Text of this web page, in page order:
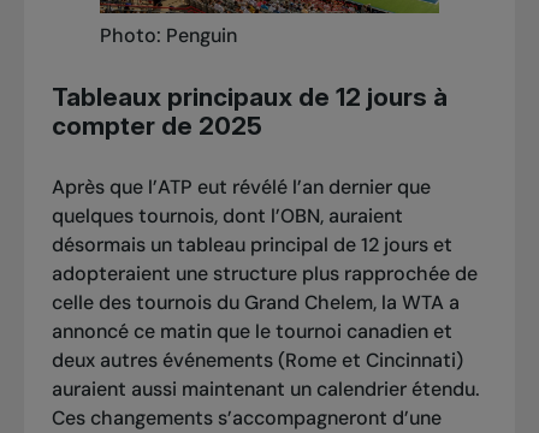
Photo: Penguin
Tableaux principaux de 12 jours à
compter de 2025
Après que l’ATP eut révélé l’an dernier que
quelques tournois, dont l’OBN, auraient
désormais un tableau principal de 12 jours et
adopteraient une structure plus rapprochée de
celle des tournois du Grand Chelem, la WTA a
annoncé ce matin que le tournoi canadien et
deux autres événements (Rome et Cincinnati)
auraient aussi maintenant un calendrier étendu.
Ces changements s’accompagneront d’une